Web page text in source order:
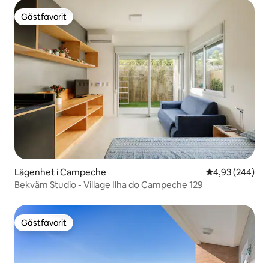
Gästfavorit
Gästfavorit
Lägenhet i Campeche 4,93 av 5 i
4,93 (244)
Bekväm Studio - Village Ilha do Campeche 129
Gästfavorit
Gästfavorit